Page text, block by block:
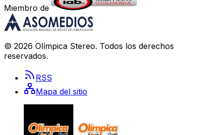
Miembro de
© 2026 Olímpica Stereo. Todos los derechos
reservados.
RSS
Mapa del sitio